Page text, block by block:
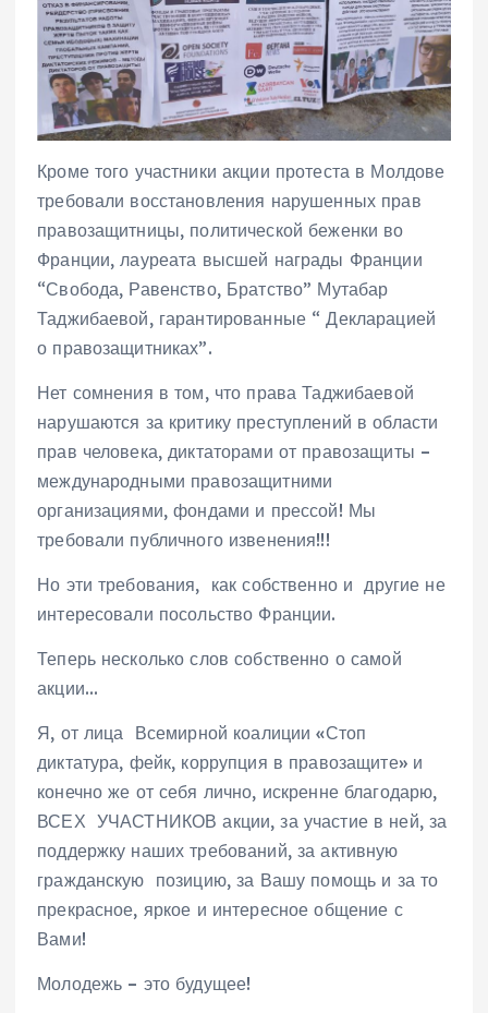
Кроме того участники акции протеста в Молдове
требовали восстановления нарушенных прав
правозащитницы, политической беженки во
Франции, лауреата высшей награды Франции
“Свобода, Равенство, Братство” Мутабар
Таджибаевой, гарантированные “ Декларацией
о правозащитниках”.
Нет сомнения в том, что права Таджибаевой
нарушаются за критику преступлений в области
прав человека, диктаторами от правозащиты –
международными правозащитними
организациями, фондами и прессой! Мы
требовали публичного извенения!!!
Но эти требования, как собственно и другие не
интересовали посольство Франции.
Теперь несколько слов собственно о самой
акции…
Я, от лица Всемирной коалиции «Стоп
диктатура, фейк, коррупция в правозащите» и
конечно же от себя лично, искренне благодарю,
ВСЕХ УЧАСТНИКОВ акции, за участие в ней, за
поддержку наших требований, за активную
гражданскую позицию, за Вашу помощь и за то
прекрасное, яркое и интересное общение с
Вами!
Молодежь – это будущее!